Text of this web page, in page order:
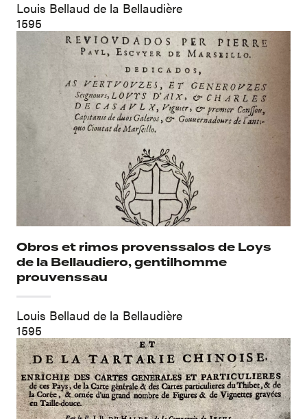
Louis Bellaud de la Bellaudière
1595
Obros et rimos provenssalos de Loys
de la Bellaudiero, gentilhomme
prouvenssau
Louis Bellaud de la Bellaudière
1595